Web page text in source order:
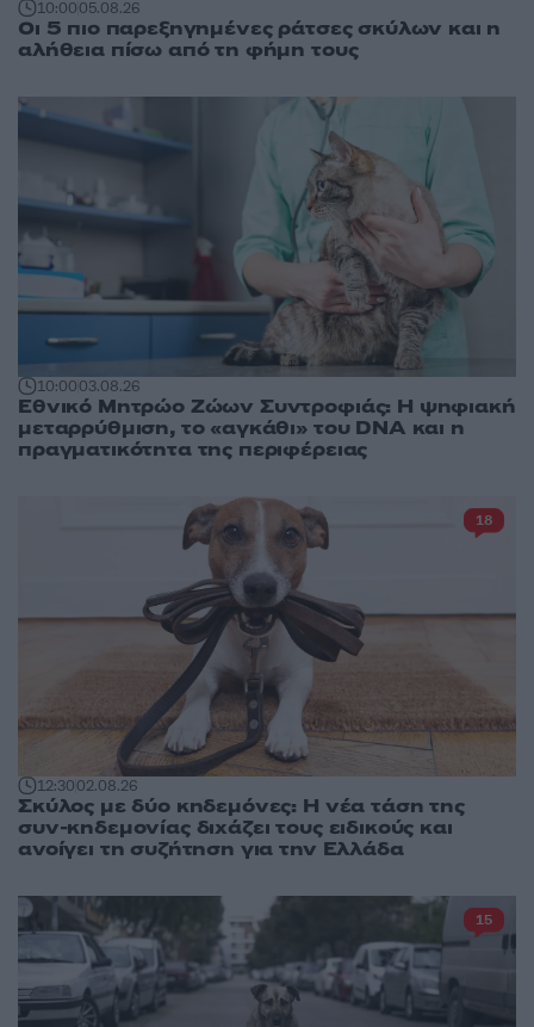
10:0005.08.26
Οι 5 πιο παρεξηγημένες ράτσες σκύλων και η
αλήθεια πίσω από τη φήμη τους
10:0003.08.26
Εθνικό Μητρώο Ζώων Συντροφιάς: Η ψηφιακή
μεταρρύθμιση, το «αγκάθι» του DNA και η
πραγματικότητα της περιφέρειας
12:3002.08.26
Σκύλος με δύο κηδεμόνες: Η νέα τάση της
συν-κηδεμονίας διχάζει τους ειδικούς και
ανοίγει τη συζήτηση για την Ελλάδα
18
15